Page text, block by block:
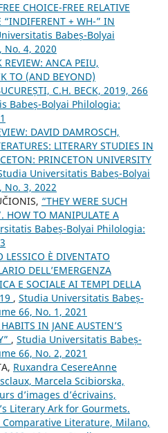
CHOICE-FREE RELATIVE
“INDIFERENT + WH-” IN
Babeș-Bolyai
No. 4, 2020
REVIEW: ANCA PEIU,
TO (AND BEYOND)
C.H. BECK, 2019, 266
Babeș-Bolyai Philologia:
DAVID DAMROSCH,
LITERARY STUDIES IN
PRINCETON UNIVERSITY
Universitatis Babeș-Bolyai
No. 3, 2022
“THEY WERE SUCH
HOW TO MANIPULATE A
Babeș-Bolyai Philologia:
LESSICO È DIVENTATO
DELL’EMERGENZA
E SOCIALE AI TEMPI DELLA
, Studia Universitatis Babeș-
66, No. 1, 2021
IN JANE AUSTEN’S
, Studia Universitatis Babeș-
66, No. 2, 2021
Ruxandra CesereAnne
Marcela Scibiorska,
d’images d’écrivains,
Literary Ark for Gourmets.
Comparative Literature, Milano,